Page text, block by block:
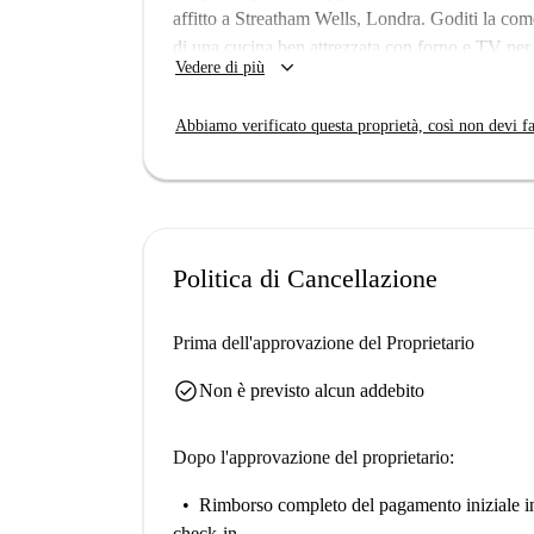
affitto a Streatham Wells, Londra. Goditi la
di una cucina ben attrezzata con forno e TV
sono inclusi nel prezzo di affitto, rendendo la
ristorante francese Le Tour de France, perfetto
Vedere di più keyboard_arrow_down
Abbiamo verificato questa proprietà, così non devi
Politica di Cancellazione
Prima dell'approvazione del Proprietario
check_circleNon è previsto alcun addebito
Dopo l'approvazione del proprietario:
Rimborso completo del pagamento iniziale